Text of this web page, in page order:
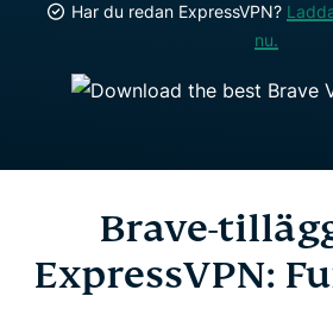
Har du redan ExpressVPN?
nu.
Brave-
ExpressVPN: